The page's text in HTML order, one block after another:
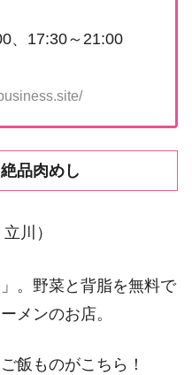
、17:30～21:00
品肉めし
川）
。野菜と背脂を無料で
メンのお店。
飯ものがこちら！